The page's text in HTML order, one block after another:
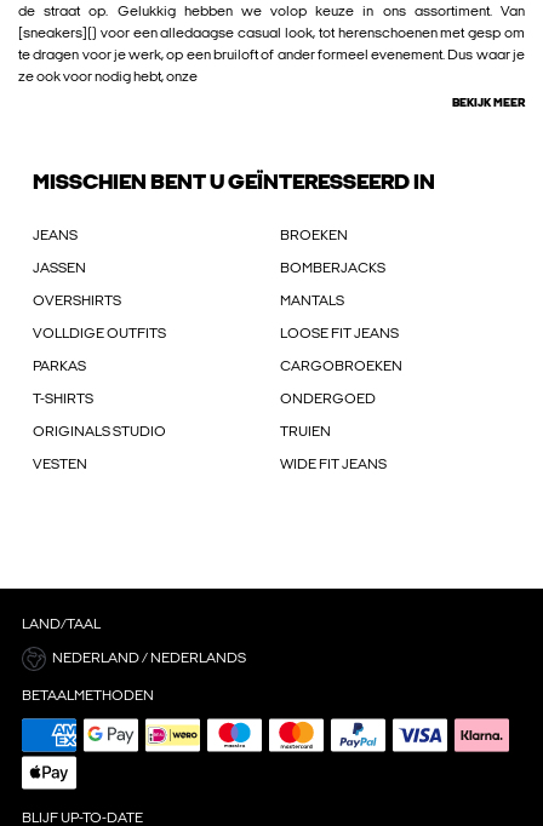
de straat op. Gelukkig hebben we volop keuze in ons assortiment. Van
[sneakers]() voor een alledaagse casual look, tot herenschoenen met gesp om
te dragen voor je werk, op een bruiloft of ander formeel evenement. Dus waar je
ze ook voor nodig hebt, onze
BEKIJK MEER
MISSCHIEN BENT U GEÏNTERESSEERD IN
JEANS BROEKEN
JASSEN BOMBERJACKS
OVERSHIRTS MANTALS
VOLLDIGE OUTFITS LOOSE FIT JEANS
PARKAS CARGOBROEKEN
T-SHIRTS ONDERGOED
ORIGINALS STUDIO TRUIEN
VESTEN WIDE FIT JEANS
LAND/TAAL
NEDERLAND / NEDERLANDS
BETAALMETHODEN
BLIJF UP-TO-DATE